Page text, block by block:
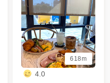
618m
4.0